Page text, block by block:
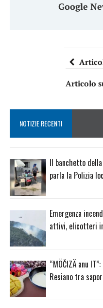
Google
Articolo
NOTIZIE RECENTI
Il banchetto
parla la Polizia
Emergenza
attivi, elicotteri
“MÖČIZÄ anu
Resiano tra